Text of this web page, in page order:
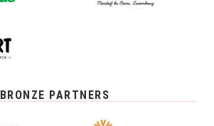
BRONZE PARTNERS